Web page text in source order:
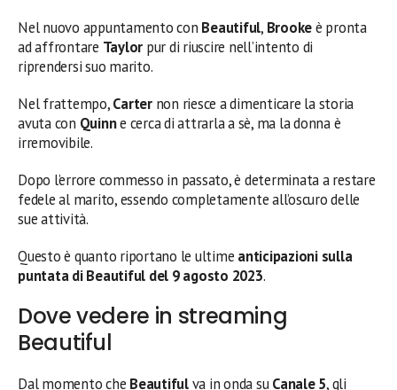
Nel nuovo appuntamento con Beautiful, Brookeè pronta
ad affrontare Taylor pur di riuscire nell’intento di
riprendersi suo marito.
Nel frattempo,Carternon riesce a dimenticare la storia
avuta con Quinne cerca di attrarla a sè, ma la donna è
irremovibile.
Dopo l’errore commesso in passato, è determinata a restare
fedele al marito, essendo completamente all’oscuro delle
sue attività.
Questo è quanto riportano le ultime anticipazioni sulla
puntata di Beautiful del 9 agosto 2023.
Dove vedere in streaming
Beautiful
Dal momento che Beautifulva in onda suCanale 5, gli